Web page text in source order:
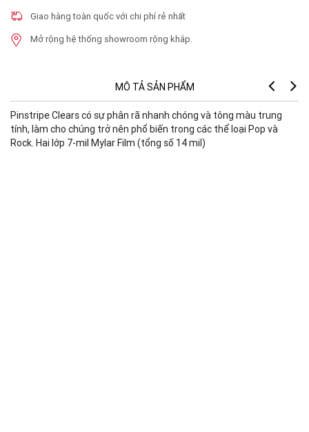
Giao hàng toàn quốc với chi phí rẻ nhất
Mở rộng hệ thống showroom rộng khắp.
MÔ TẢ SẢN PHẨM
Pinstripe Clears có sự phân rã nhanh chóng và tông màu trung
tính, làm cho chúng trở nên phổ biến trong các thể loại Pop và
Rock. Hai lớp 7-mil Mylar Film (tổng số 14 mil)